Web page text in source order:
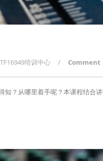
培训中心 / Comment
知？从哪里着手呢？本课程结合